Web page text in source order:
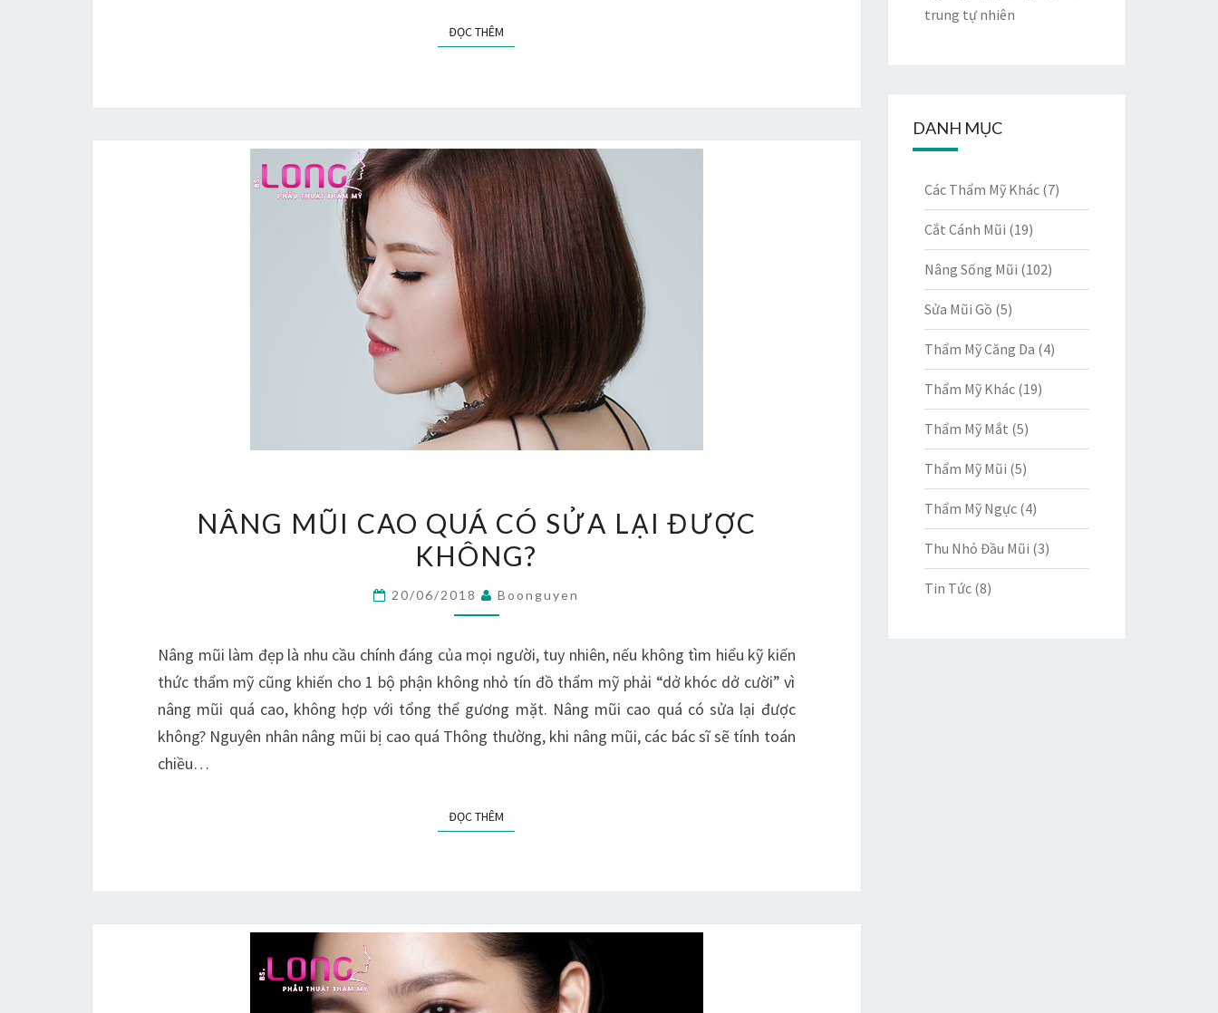
ĐỌC THÊM
MŨI
CAO
CÓ
LẠI
ĐƯỢC
KHÔNG?
NÂNG MŨI CAO QUÁ CÓ SỬA LẠI ĐƯỢC
KHÔNG?
20/06/2018 Boonguyen
Nâng mũi làm đẹp là nhu cầu chính đáng của mọi người, tuy nhiên, nếu không tìm hiểu kỹ kiến
thức thẩm mỹ cũng khiến cho 1 bộ phận không nhỏ tín đồ thẩm mỹ phải “dở khóc dở cười” vì
nâng mũi quá cao, không hợp với tổng thể gương mặt. Nâng mũi cao quá có sửa lại được
không? Nguyên nhân nâng mũi bị cao quá Thông thường, khi nâng mũi, các bác sĩ sẽ tính toán
chiều…
ĐỌC THÊM
trung tự nhiên
DANH MỤC
Các Thẩm Mỹ Khác(7)
Cắt Cánh Mũi (19)
Nâng Sống Mũi (102)
Sửa Mũi Gồ (5)
Thẩm Mỹ Căng Da (4)
Thẩm Mỹ Khác(19)
Thẩm Mỹ Mắt (5)
Thẩm Mỹ Mũi (5)
Thẩm Mỹ Ngực(4)
Thu Nhỏ Đầu Mũi (3)
Tin Tức(8)